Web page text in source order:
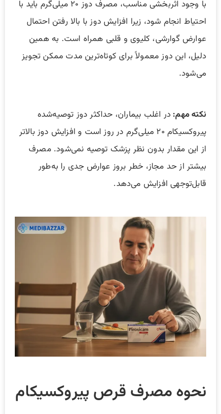
با وجود اثربخشی مناسب، مصرف دوز ۲۰ میلی‌گرم باید با
احتیاط انجام شود، زیرا افزایش دوز با بالا رفتن احتمال
عوارض گوارشی، کلیوی و قلبی همراه است. به همین
دلیل، این دوز معمولاً برای کوتاه‌ترین مدت ممکن تجویز
می‌شود.
نکته مهم:در اغلب بیماران، حداکثر دوز توصیه‌شده
پیروکسیکام ۲۰ میلی‌گرم در روز است و افزایش دوز بالاتر
از این مقدار بدون نظر پزشک توصیه نمی‌شود. مصرف
بیشتر از حد مجاز، خطر بروز عوارض جدی را به‌طور
قابل‌توجهی افزایش می‌دهد.
نحوه مصرف قرص پیروکسیکام